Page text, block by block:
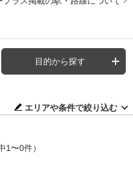
目的から探す
エリアや条件で絞り込む
1〜0件）